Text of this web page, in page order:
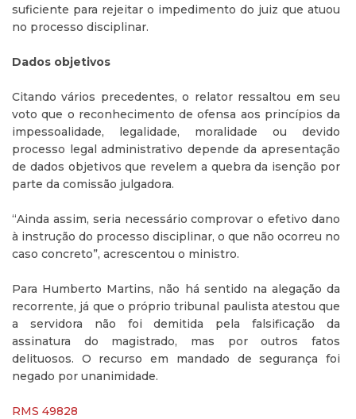
suficiente para rejeitar o impedimento do juiz que atuou
no processo disciplinar.
Dados objetivos
Citando vários precedentes, o relator ressaltou em seu
voto que o reconhecimento de ofensa aos princípios da
impessoalidade, legalidade, moralidade ou devido
processo legal administrativo depende da apresentação
de dados objetivos que revelem a quebra da isenção por
parte da comissão julgadora.
“Ainda assim, seria necessário comprovar o efetivo dano
à instrução do processo disciplinar, o que não ocorreu no
caso concreto”, acrescentou o ministro.
Para Humberto Martins, não há sentido na alegação da
recorrente, já que o próprio tribunal paulista atestou que
a servidora não foi demitida pela falsificação da
assinatura do magistrado, mas por outros fatos
delituosos. O recurso em mandado de segurança foi
negado por unanimidade.
RMS 49828